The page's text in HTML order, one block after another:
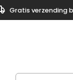
Gratis verzending